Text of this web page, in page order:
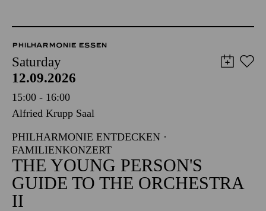
PHILHARMONIE ESSEN
Saturday
12.09.2026
15:00 - 16:00
Alfried Krupp Saal
PHILHARMONIE ENTDECKEN ·
FAMILIENKONZERT
THE YOUNG PERSON'S
GUIDE TO THE ORCHESTRA
II